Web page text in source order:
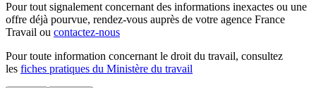
Pour tout signalement concernant des informations inexactes ou une
offre déjà pourvue, rendez-vous auprès de votre agence France
Travail ou contactez-nous
Pour toute information concernant le droit du travail, consultez
les fiches pratiques du Ministère du travail